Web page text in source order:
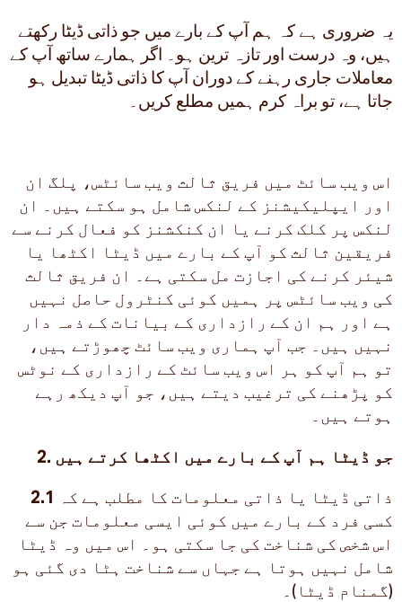
یہ ضروری ہے کہ ہم آپ کے بارے میں جو ذاتی ڈیٹا رکھتے
ہیں، وہ درست اور تازہ ترین ہو۔ اگر ہمارے ساتھ آپ کے
معاملات جاری رہنے کے دوران آپ کا ذاتی ڈیٹا تبدیل ہو
جاتا ہے، تو براہ کرم ہمیں مطلع کریں۔
اس ویب سائٹ میں فریق ثالث ویب سائٹس، پلگ ان
اور ایپلیکیشنز کے لنکس شامل ہو سکتے ہیں۔ ان
لنکس پر کلک کرنے یا ان کنکشنز کو فعال کرنے سے
فریقین ثالث کو آپ کے بارے میں ڈیٹا اکٹھا یا
شیئر کرنے کی اجازت مل سکتی ہے۔ ان فریق ثالث
کی ویب سائٹس پر ہمیں کوئی کنٹرول حاصل نہیں
ہے اور ہم ان کے رازداری کے بیانات کے ذمہ دار
نہیں ہیں۔ جب آپ ہماری ویب سائٹ چھوڑتے ہیں،
تو ہم آپ کو ہر اس ویب سائٹ کے رازداری کے نوٹس
کو پڑھنے کی ترغیب دیتے ہیں، جو آپ دیکھ رہے
ہوتے ہیں۔
2. جو ڈیٹا ہم آپ کے بارے میں اکٹھا کرتے ہیں
2.1 ذاتی ڈیٹا یا ذاتی معلومات کا مطلب ہے کہ
کسی فرد کے بارے میں کوئی ایسی معلومات جن سے
اس شخص کی شناخت کی جا سکتی ہو۔ اس میں وہ ڈیٹا
شامل نہیں ہوتا ہے جہاں سے شناخت ہٹا دی گئی ہو
(گمنام ڈیٹا)۔